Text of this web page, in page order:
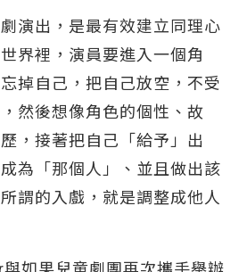
演出，是最有效建立同理心
界裡，演員要進入一個角
掉自己，把自己放空，不受
然後想像角色的個性、故
，接著把自己「給予」出
為「那個人」、並且做出該
謂的入戲，就是調整成他人